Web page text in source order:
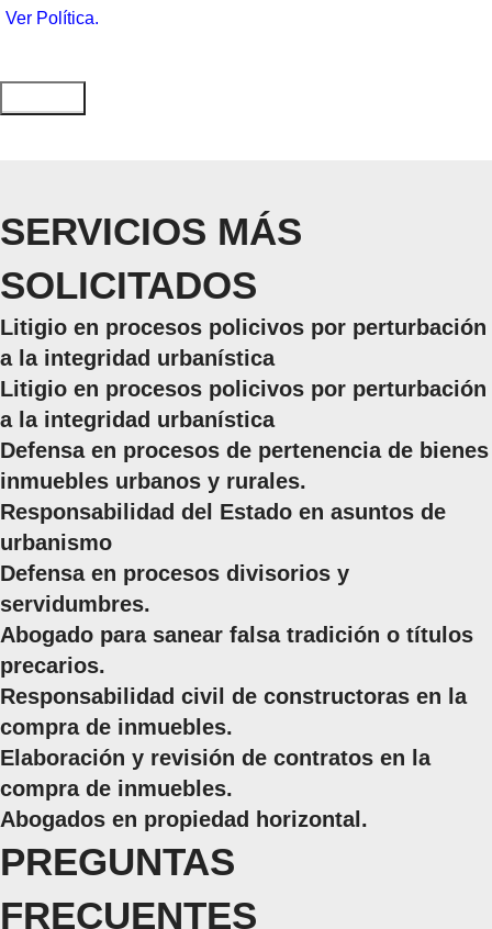
Ver Política.
SERVICIOS MÁS
SOLICITADOS
Litigio en procesos policivos por perturbación
a la integridad urbanística
Litigio en procesos policivos por perturbación
a la integridad urbanística
Defensa en procesos de pertenencia de bienes
inmuebles urbanos y rurales.
Responsabilidad del Estado en asuntos de
urbanismo
Defensa en procesos divisorios y
servidumbres.
Abogado para sanear falsa tradición o títulos
precarios.
Responsabilidad civil de constructoras en la
compra de inmuebles.
Elaboración y revisión de contratos en la
compra de inmuebles.
Abogados en propiedad horizontal.
PREGUNTAS
FRECUENTES